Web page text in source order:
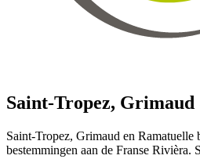
Saint-Tropez,
Saint-Tropez, Grimaud en Ramatuelle
bestemmingen aan de Franse Rivièra.